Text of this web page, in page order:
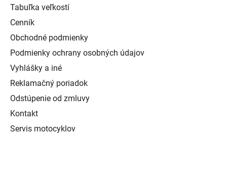
Tabuľka veľkostí
Cenník
Obchodné podmienky
Podmienky ochrany osobných údajov
Vyhlášky a iné
Reklamačný poriadok
Odstúpenie od zmluvy
Kontakt
Servis motocyklov